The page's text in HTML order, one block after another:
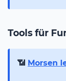
Tools für
📶 Morsen